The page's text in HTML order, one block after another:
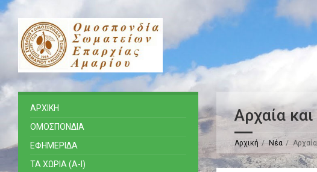
Αρχαία
Αρχική Νέα
ΑΡΧΙΚΗ
ΟΜΟΣΠΟΝΔΙΑ
ΕΦΗΜΕΡΙΔΑ
ΤΑ ΧΩΡΙΑ (Α-Ι)